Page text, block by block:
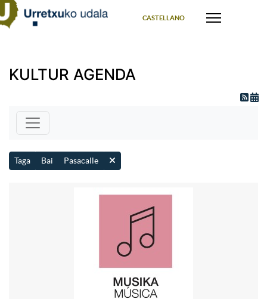
CASTELLANO
KULTUR AGENDA
Taga Bai Pasacalle